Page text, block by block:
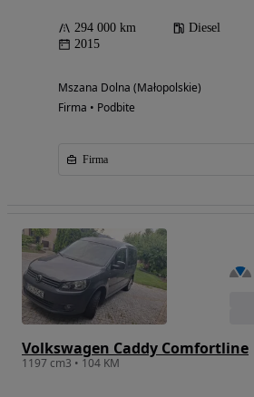
294 000 km Diesel
2015
Mszana Dolna (Małopolskie)
Firma • Podbite
Firma
Volkswagen Caddy Comfortline
1197 cm3 • 104 KM